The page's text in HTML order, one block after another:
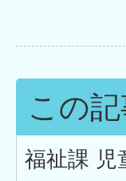
この
福祉課 児